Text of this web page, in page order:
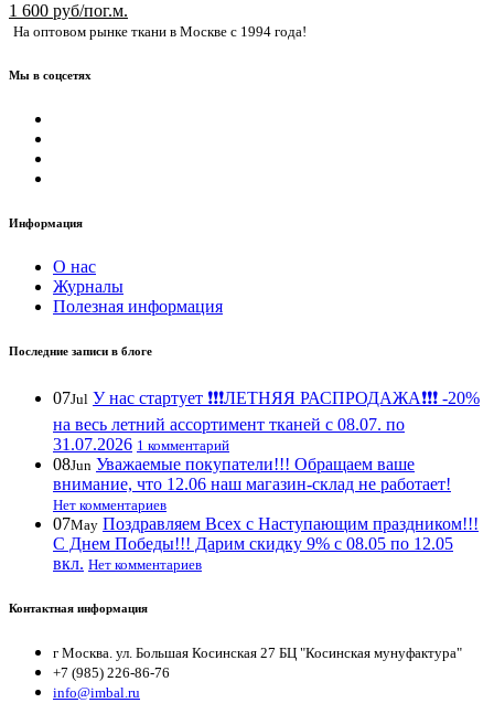
1 600 руб/пог.м.
На оптовом рынке ткани в Москве с 1994 года!
Мы в соцсетях
Информация
О нас
Журналы
Полезная информация
Последние записи в блоге
07Jul У нас стартует ❗️❗️❗️ЛЕТНЯЯ РАСПРОДАЖА❗️❗️❗️ -20%
на весь летний ассортимент тканей с 08.07. по
31.07.2026 1 комментарий
08Jun Уважаемые покупатели!!! Обращаем ваше
внимание, что 12.06 наш магазин-склад не работает!
Нет комментариев
07May Поздравляем Всех с Наступающим праздником!!!
С Днем Победы!!! Дарим скидку 9% с 08.05 по 12.05
вкл. Нет комментариев
Контактная информация
г Москва. ул. Большая Косинская 27 БЦ "Косинская мунуфактура"
+7 (985) 226-86-76
info@imbal.ru